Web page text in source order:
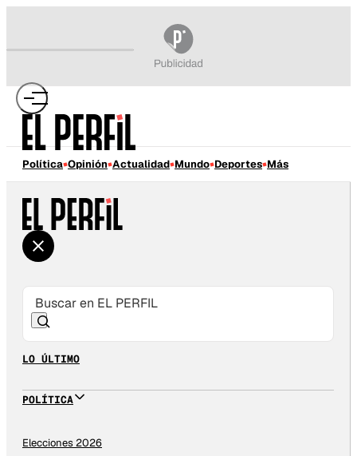
Política Opinión Actualidad Mundo Deportes Más
LO ÚLTIMO
POLÍTICA
Elecciones 2026